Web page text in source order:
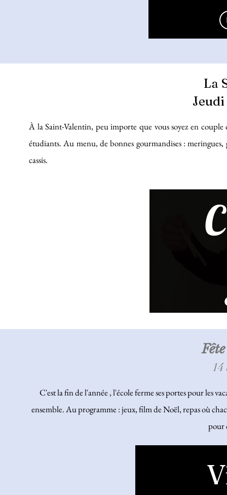
La
À la Saint-Valentin, peu importe que vous soyez en
étudiants. Au menu, de bonnes gourmandises :
cassis.
14
C'est la fin de l'année , l'école ferme ses portes pour les
ensemble. Au programme : jeux, film de Noël, repas où
pour